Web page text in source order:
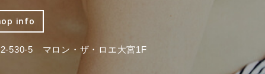
info
530-5 マロン・ザ・ロエ大宮1F